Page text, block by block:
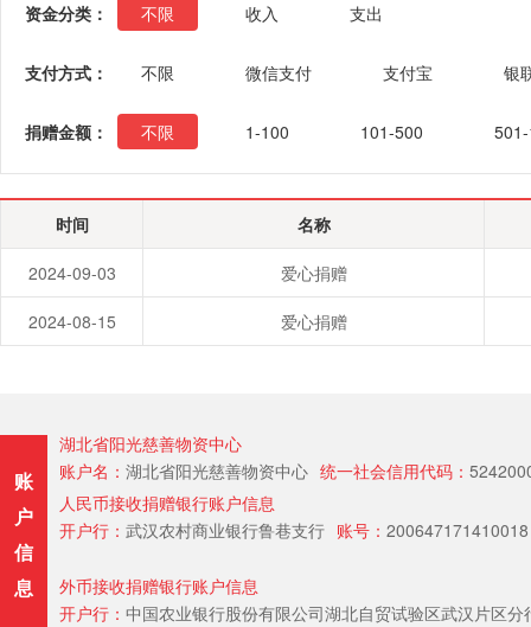
资金分类： 不限 收入 支出
支付方式： 不限 微信支付 支付宝 银
捐赠金额： 不限 1-100 101-500
时间 名称
2024-09-03 爱心捐赠
2024-08-15 爱心捐赠
账
户
信
息
湖北省阳光慈善物资中心
账户名： 湖北省阳光慈善物资中心 统一社会信用代码：
人民币接收捐赠银行账户信息
开户行： 武汉农村商业银行鲁巷支行 账号： 200647171410018
外币接收捐赠银行账户信息
开户行： 中国农业银行股份有限公司湖北自贸试验区武汉片区